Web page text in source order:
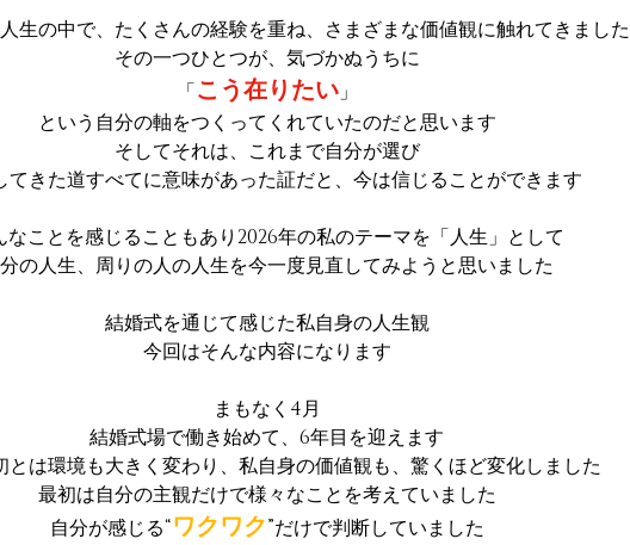
生の中で、たくさんの経験を重ね、さまざまな価値観に触れてきました
その一つひとつが、気づかぬうちに
「こう在りたい」
という自分の軸をつくってくれていたのだと思います
そしてそれは、これまで自分が選び
てきた道すべてに意味があった証だと、今は信じることができます
なことを感じることもあり2026年の私のテーマを「人生」として
の人生、周りの人の人生を今一度見直してみようと思いました
結婚式を通じて感じた私自身の人生観
今回はそんな内容になります
まもなく4月
結婚式場で働き始めて、6年目を迎えます
とは環境も大きく変わり、私自身の価値観も、驚くほど変化しました
最初は自分の主観だけで様々なことを考えていました
自分が感じる“ワクワク”だけで判断していました